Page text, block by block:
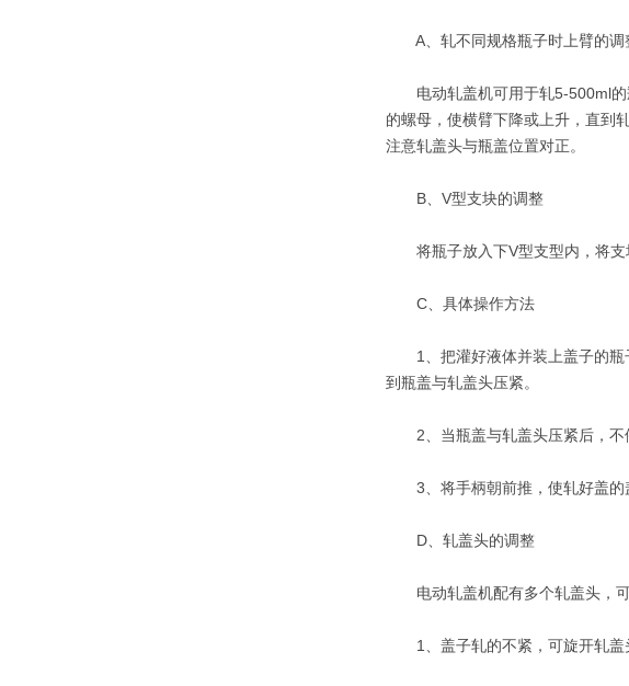
A、轧不同规格瓶子时上臂的调
电动轧盖机可用于轧5-500ml的
的螺母，使横臂下降或上升，直到
注意轧盖头与瓶盖位置对正。
B、V型支块的调整
将瓶子放入下V型支型内，将支
C、具体操作方法
1、把灌好液体并装上盖子的瓶
到瓶盖与轧盖头压紧。
2、当瓶盖与轧盖头压紧后，不
3、将手柄朝前推，使轧好盖的
D、轧盖头的调整
电动轧盖机配有多个轧盖头，可
1、盖子轧的不紧，可旋开轧盖